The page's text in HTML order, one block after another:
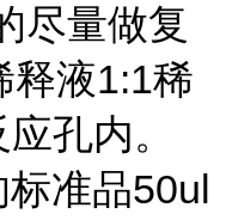
尽量做复
释液1:1稀
孔内。
准品50ul